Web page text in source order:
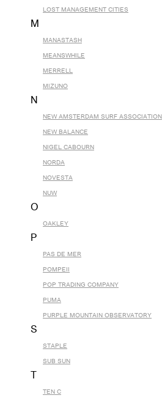
LOST MANAGEMENT CITIES
M
MANASTASH
MEANSWHILE
MERRELL
MIZUNO
N
NEW AMSTERDAM SURF ASSOCIATION
NEW BALANCE
NIGEL CABOURN
NORDA
NOVESTA
NUW
O
OAKLEY
P
PAS DE MER
POMPEII
POP TRADING COMPANY
PUMA
PURPLE MOUNTAIN OBSERVATORY
S
STAPLE
SUB SUN
TEN C